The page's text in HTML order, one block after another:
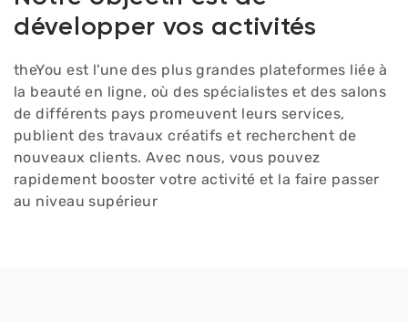
développer vos activités
theYou est l'une des plus grandes plateformes liée à
la beauté en ligne, où des spécialistes et des salons
de différents pays promeuvent leurs services,
publient des travaux créatifs et recherchent de
nouveaux clients. Avec nous, vous pouvez
rapidement booster votre activité et la faire passer
au niveau supérieur